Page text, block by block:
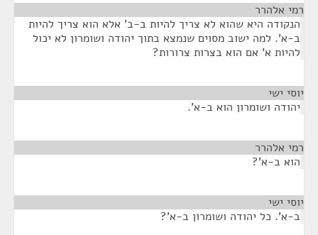
רמי אלהרר
הנקודה היא שהוא לא צריך להיות ב-ב' אלא הוא צריך להיות
ב-א'. למה ישוב מסוים שנמצא בתוך יהודה ושומרון לא יכול
להיות א' אם הוא בצרות צרורות?
יוסי ישי
יהודה ושומרון הוא ב-א'.
רמי אלהרר
הוא ב-א'?
יוסי ישי
ב-א'. כל יהודה ושומרון ב-א'?